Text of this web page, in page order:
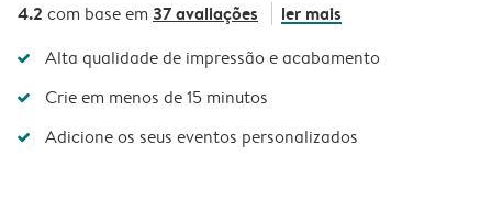
4.2 com base em 37 avaliações ler mais
Alta qualidade de impressão e acabamento
Crie em menos de 15 minutos
Adicione os seus eventos personalizados